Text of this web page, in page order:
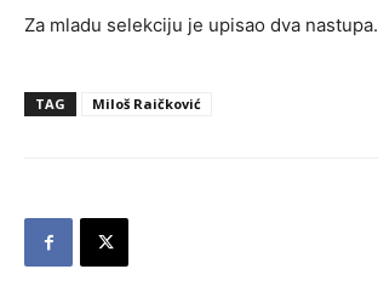
Za mladu selekciju je upisao dva nastupa.
TAG Miloš Raičković